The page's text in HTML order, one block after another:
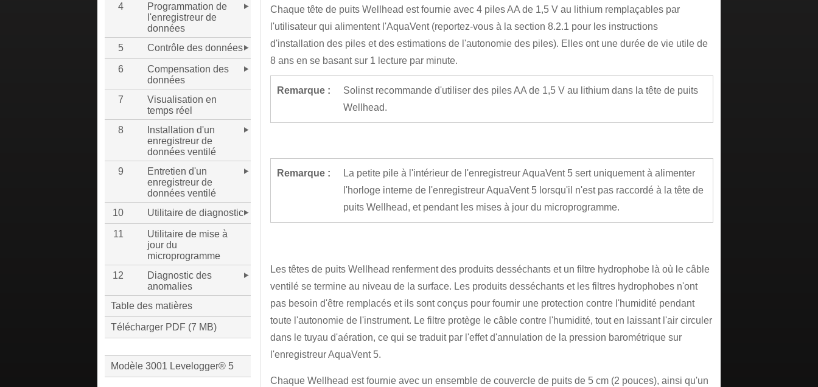
Chaque tête de puits Wellhead est fournie avec 4 piles AA de 1,5 V au lithium remplaçables par
l'utilisateur qui alimentent l'AquaVent (reportez-vous à la section 8.2.1 pour les instructions
d'installation des piles et des estimations de l'autonomie des piles). Elles ont une durée de vie utile de
8 ans en se basant sur 1 lecture par minute.
Remarque :
Solinst recommande d'utiliser des piles AA de 1,5 V au lithium dans la tête de puits
Wellhead.
Remarque :
La petite pile à l'intérieur de l'enregistreur AquaVent 5 sert uniquement à alimenter
l'horloge interne de l'enregistreur AquaVent 5 lorsqu'il n'est pas raccordé à la tête de
puits Wellhead, et pendant les mises à jour du microprogramme.
Les têtes de puits Wellhead renferment des produits desséchants et un filtre hydrophobe là où le câble
ventilé se termine au niveau de la surface. Les produits desséchants et les filtres hydrophobes n'ont
pas besoin d'être remplacés et ils sont conçus pour fournir une protection contre l'humidité pendant
toute l'autonomie de l'instrument. Le filtre protège le câble contre l'humidité, tout en laissant l'air circuler
dans le tuyau d'aération, ce qui se traduit par l'effet d'annulation de la pression barométrique sur
l'enregistreur AquaVent 5.
Chaque Wellhead est fournie avec un ensemble de couvercle de puits de 5 cm (2 pouces), ainsi qu'un
4
Programmation de
l'enregistreur de
données
5
Contrôle des données
6
Compensation des
données
7
Visualisation en
temps réel
8
Installation d'un
enregistreur de
données ventilé
9
Entretien d'un
enregistreur de
données ventilé
10
Utilitaire de diagnostic
11
Utilitaire de mise à
jour du
microprogramme
12
Diagnostic des
anomalies
Table des matières
Télécharger PDF (7 MB)
Modèle 3001 Levelogger® 5